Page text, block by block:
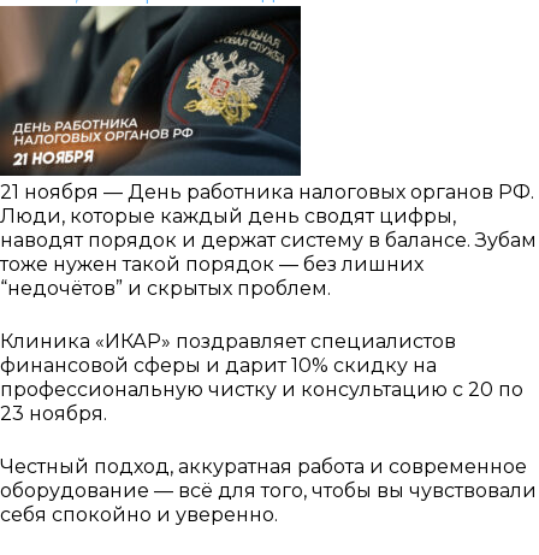
21 ноября — День работника налоговых органов РФ.
Люди, которые каждый день сводят цифры,
наводят порядок и держат систему в балансе. Зубам
тоже нужен такой порядок — без лишних
“недочётов” и скрытых проблем.
Клиника «ИКАР» поздравляет специалистов
финансовой сферы и дарит 10% скидку на
профессиональную чистку и консультацию с 20 по
23 ноября.
Честный подход, аккуратная работа и современное
оборудование — всё для того, чтобы вы чувствовали
себя спокойно и уверенно.